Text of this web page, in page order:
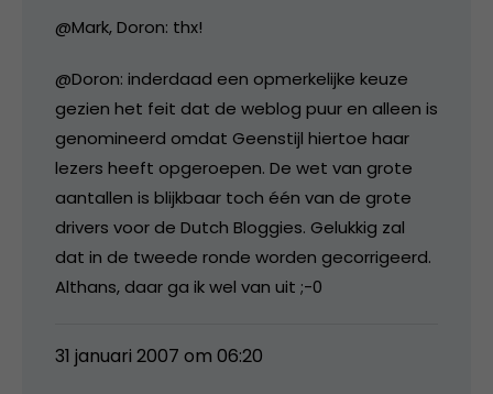
@Mark, Doron: thx!
@Doron: inderdaad een opmerkelijke keuze
gezien het feit dat de weblog puur en alleen is
genomineerd omdat Geenstijl hiertoe haar
lezers heeft opgeroepen. De wet van grote
aantallen is blijkbaar toch één van de grote
drivers voor de Dutch Bloggies. Gelukkig zal
dat in de tweede ronde worden gecorrigeerd.
Althans, daar ga ik wel van uit ;-0
31 januari 2007 om 06:20